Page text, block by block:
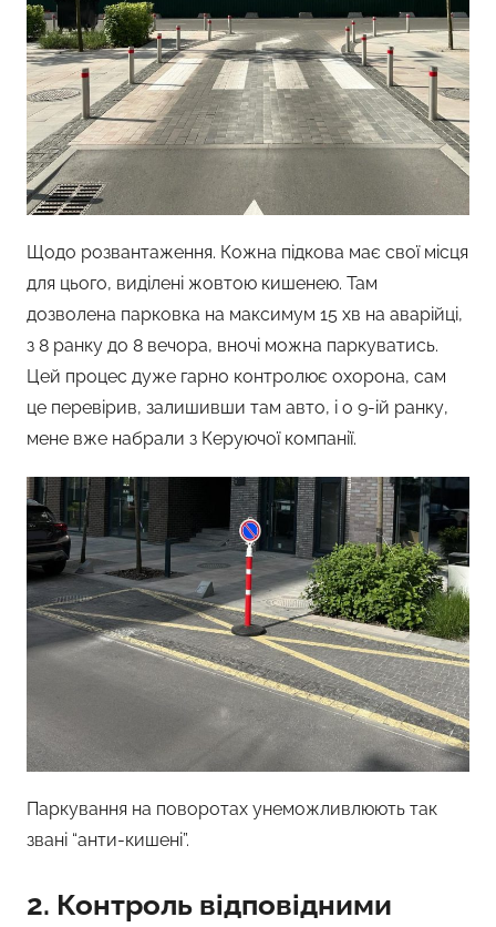
Щодо розвантаження. Кожна підкова має свої місця
для цього, виділені жовтою кишенею. Там
дозволена парковка на максимум 15 хв на аварійці,
з 8 ранку до 8 вечора, вночі можна паркуватись.
Цей процес дуже гарно контролює охорона, сам
це перевірив, залишивши там авто, і о 9-ій ранку,
мене вже набрали з Керуючої компанії.
Паркування на поворотах унеможливлюють так
звані “анти-кишені”.
2. Контроль відповідними